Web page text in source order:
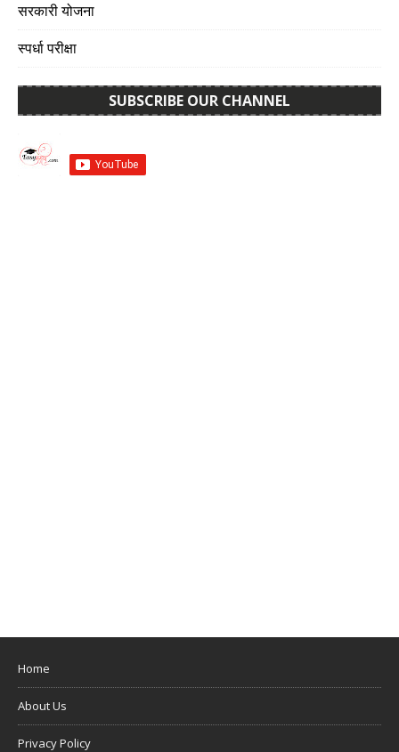
सरकारी योजना
स्पर्धा परीक्षा
SUBSCRIBE OUR CHANNEL
Home
About Us
Privacy Policy